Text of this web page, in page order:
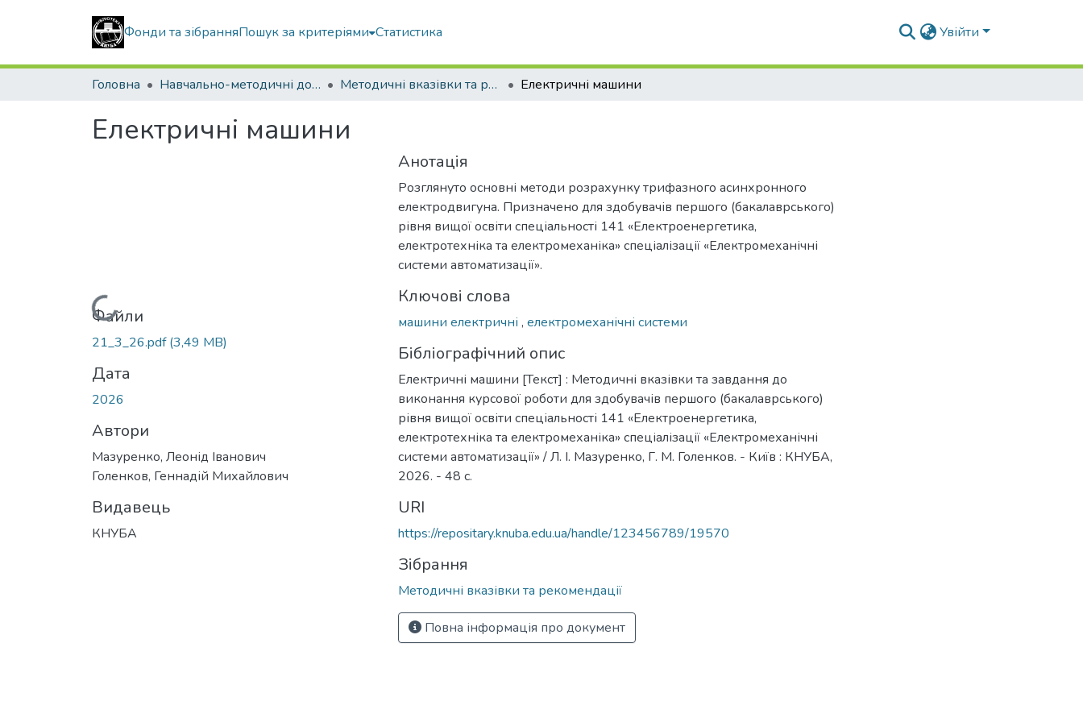
Фонди та зібранняПошук за критеріями Статистика Увійти
Головна Навчально-методичні документи Методичні вказівки та рекомендації Електричні машини
Електричні машини
Вантажиться...
Файли
21_3_26.pdf(3,49 MB)
Дата
2026
Автори
Мазуренко, Леонід Іванович
Голенков, Геннадій Михайлович
Видавець
КНУБА
Анотація
Розглянуто основні методи розрахунку трифазного асинхронного
електродвигуна. Призначено для здобувачів першого (бакалаврського)
рівня вищої освіти спеціальності 141 «Електроенергетика,
електротехніка та електромеханіка» спеціалізації «Електромеханічні
системи автоматизації».
Ключові слова
машини електричні , електромеханічні системи
Бібліографічний опис
Електричні машини [Текст] : Методичні вказівки та завдання до
виконання курсової роботи для здобувачів першого (бакалаврського)
рівня вищої освіти спеціальності 141 «Електроенергетика,
електротехніка та електромеханіка» спеціалізації «Електромеханічні
системи автоматизації» / Л. І. Мазуренко, Г. М. Голенков. - Київ : КНУБА,
2026. - 48 с.
URI
https://repositary.knuba.edu.ua/handle/123456789/19570
Зібрання
Методичні вказівки та рекомендації
Повна інформація про документ